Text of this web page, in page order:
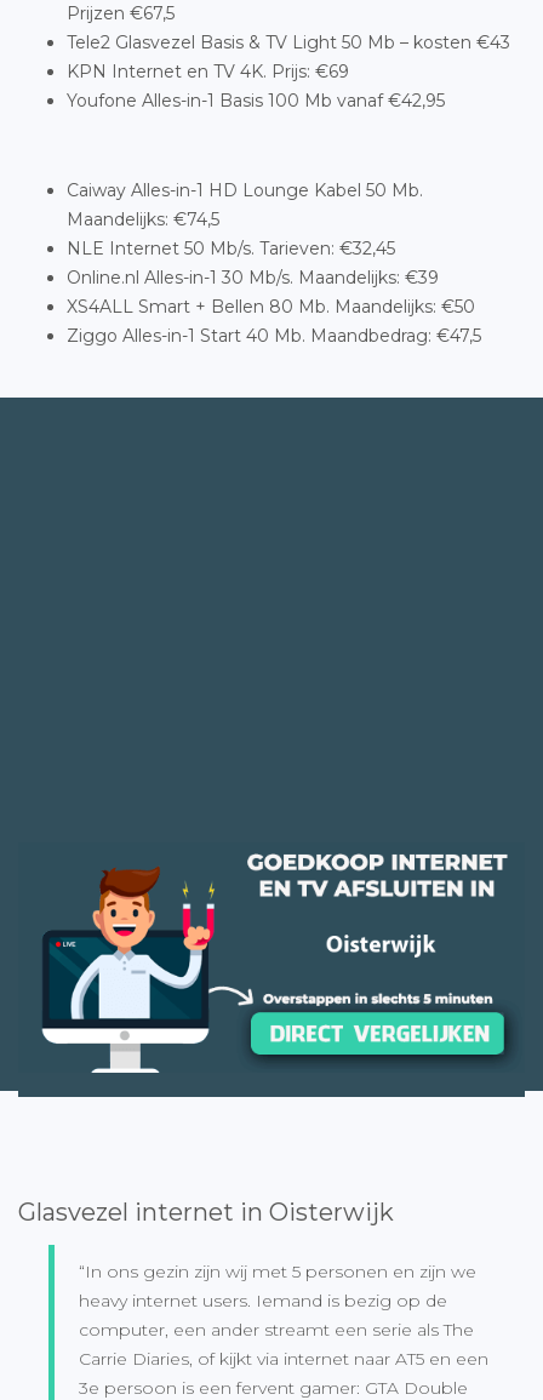
Prijzen €67,5
Tele2 Glasvezel Basis & TV Light 50 Mb – kosten €43
KPN Internet en TV 4K. Prijs: €69
Youfone Alles-in-1 Basis 100 Mb vanaf €42,95
Caiway Alles-in-1 HD Lounge Kabel 50 Mb.
Maandelijks: €74,5
NLE Internet 50 Mb/s. Tarieven: €32,45
Online.nl Alles-in-1 30 Mb/s. Maandelijks: €39
XS4ALL Smart + Bellen 80 Mb. Maandelijks: €50
Ziggo Alles-in-1 Start 40 Mb. Maandbedrag: €47,5
Glasvezel internet in Oisterwijk
“In ons gezin zijn wij met 5 personen en zijn we
heavy internet users. Iemand is bezig op de
computer, een ander streamt een serie als The
Carrie Diaries, of kijkt via internet naar AT5 en een
3e persoon is een fervent gamer: GTA Double